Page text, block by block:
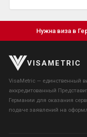
Нужна виза в
VISAMETRIC
VisaMetric — единственный
аккредитованный
Германии для оказания
подаче заявлений на